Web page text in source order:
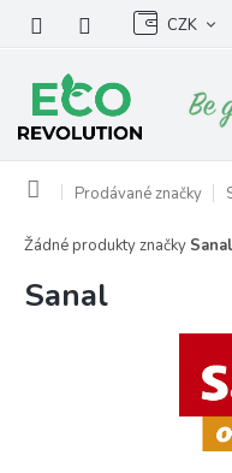
obsah
CZK
Domů Prodávané značky
Sanal
Žádné produkty značky Sanal